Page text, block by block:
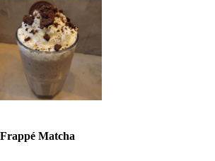
Frappé Matcha